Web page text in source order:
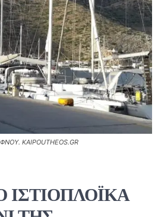
KAIPOUTHEOS.GR
ΙΣΤΙΟΠΛΟΪΚΑ